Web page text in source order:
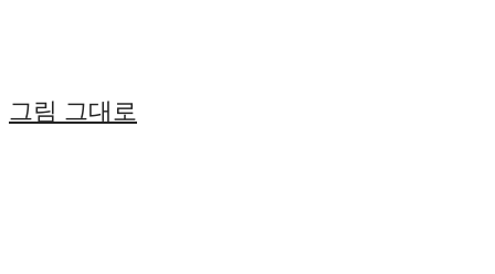
그림 그대로